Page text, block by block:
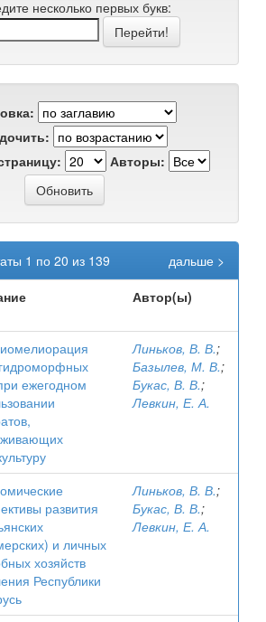
несколько первых букв:
Авторы:
1 по 20 из 139
дальше >
Автор(ы)
ежегодном
Линьков, В. В.;
Базылев, М. В.;
Букас, В. В.;
Левкин, Е. А.
развития
и личных
хозяйств
Республики
Линьков, В. В.;
Букас, В. В.;
Левкин, Е. А.